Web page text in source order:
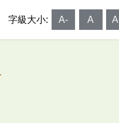
字級大小: A- A